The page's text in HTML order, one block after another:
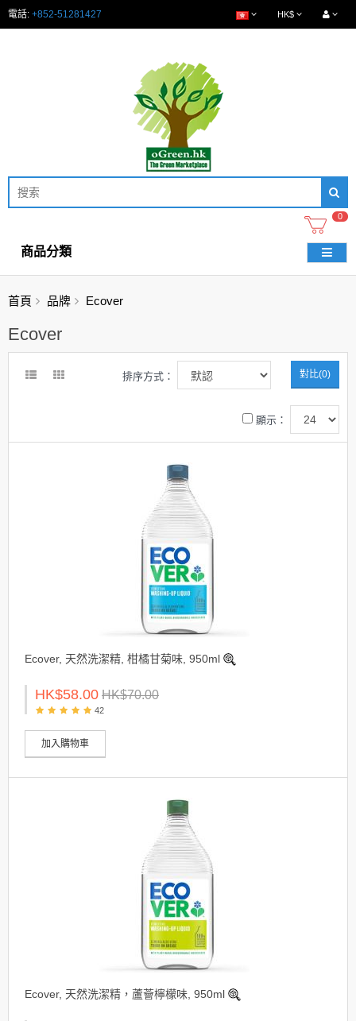
電話: +852-51281427 HK$
0
商品分類
首頁 品牌 Ecover
Ecover
對比(0)
排序方式：
顯示：
Ecover, 天然洗潔精, 柑橘甘菊味, 950ml
HK$58.00 HK$70.00
42
加入購物車
Ecover, 天然洗潔精，蘆薈檸檬味, 950ml